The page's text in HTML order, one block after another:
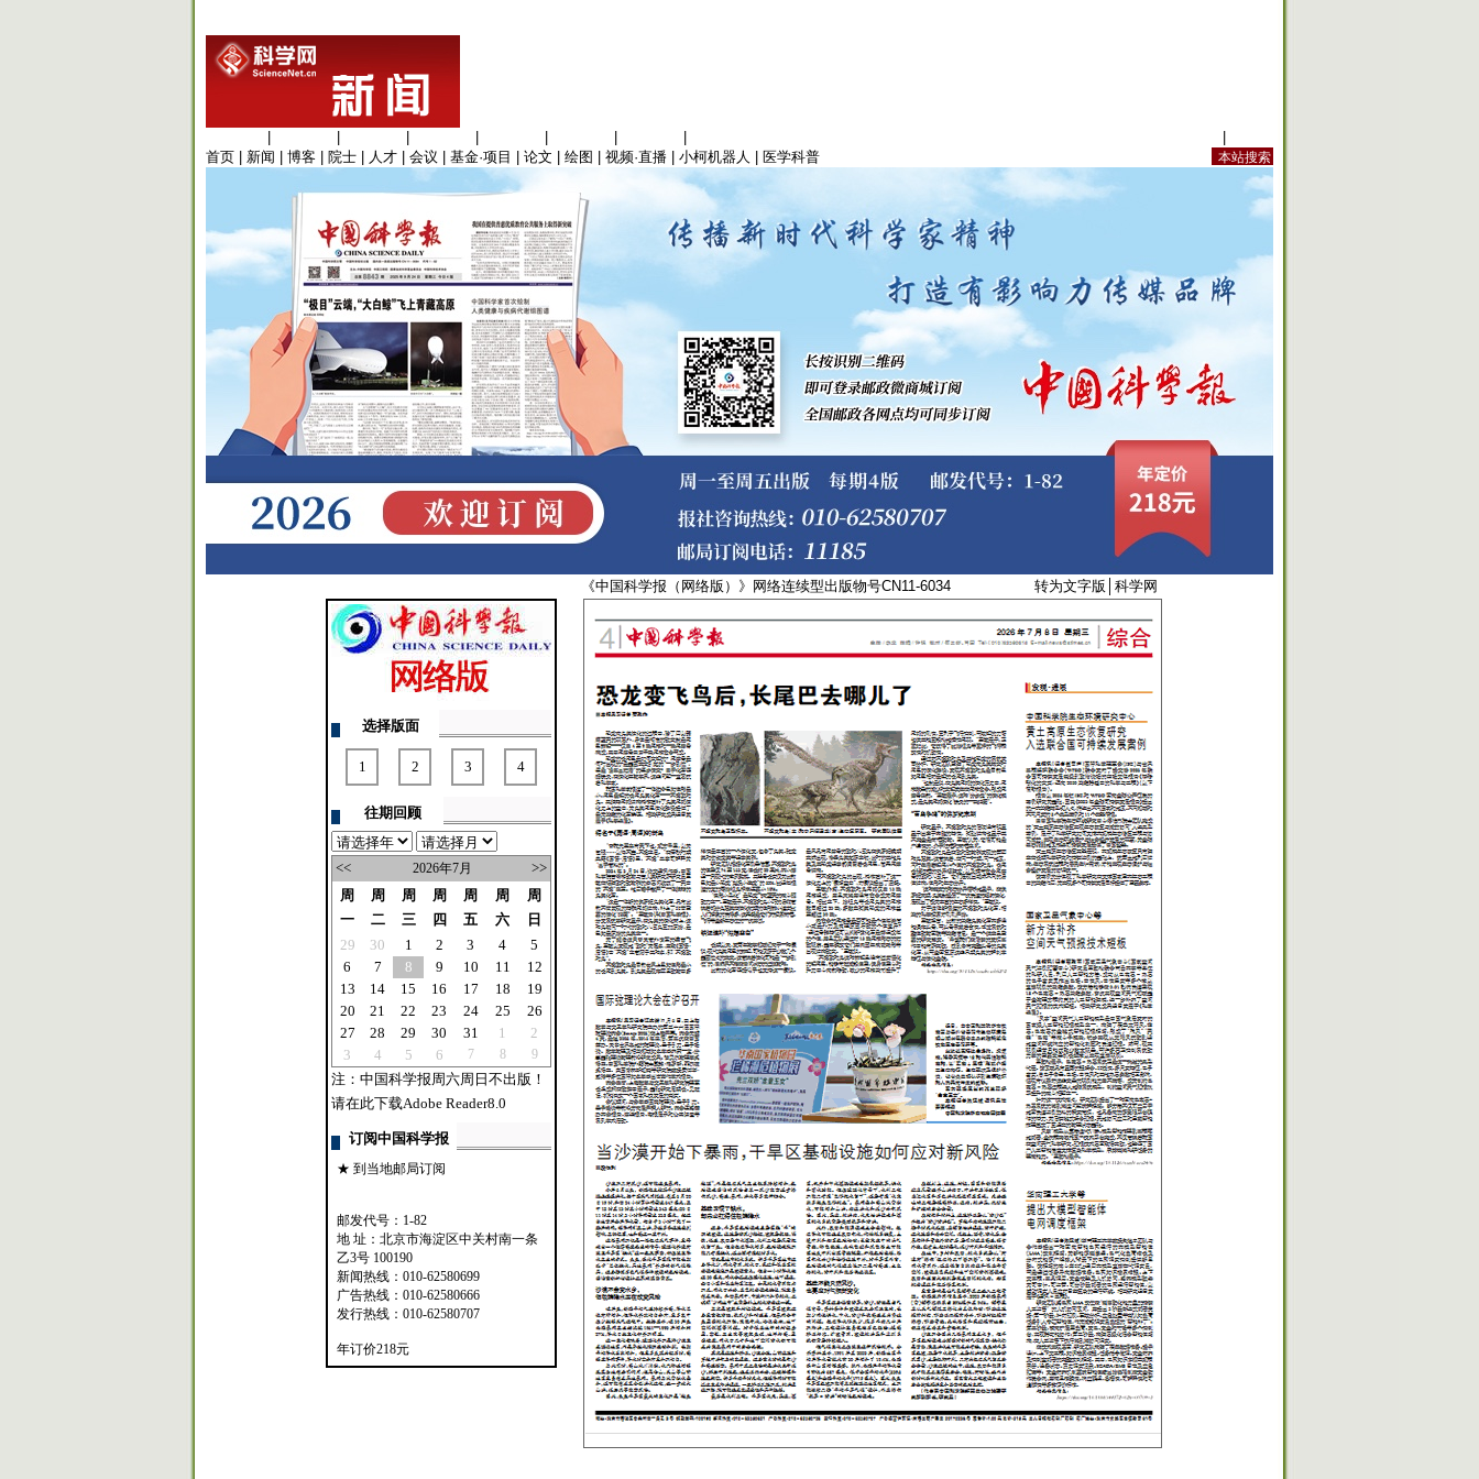
首页
新闻 博客 院士 人才 会议 基金·项目 论文 绘图 视频·直播 小柯机器人 医学科普
《中国科学报（网络版）》网络连续型出版物号CN11-6034 转为文字版 科学网
选择版面
1 2 3 4
往期回顾
<< 2026年7月
>>
周
一
周
二
周
三
周
四
周
五
周
六
周
日
29
30 1 2 3 4
5
6
7 8 9 10 11
12
13
14 15 16 17 18
19
20
21 22 23 24 25
26
27
28 29 30 31 1
2
3
4 5 6 7 8 9
注：中国科学报周六周日不出版！
请在此下载Adobe Reader8.0
订阅中国科学报
★ 到当地邮局订阅
邮发代号：1-82
地 址：北京市海淀区中关村南一条
乙3号 100190
新闻热线：010-62580699
广告热线：010-62580666
发行热线：010-62580707
年订价218元